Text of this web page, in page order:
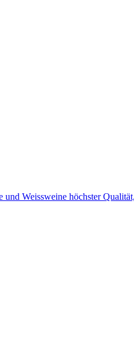
Weissweine höchster